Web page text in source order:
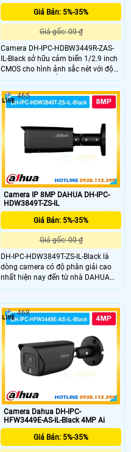
Giá Bán: 5%-35%
Giá gốc: 00 ₫
Camera DH-IPC-HDBW3449R-ZAS-
IL-Black sở hữu cảm biến 1/2.9 inch
CMOS cho hình ảnh sắc nét với độ
phân giải 4MP hỗ trợ WDR 120dB
giúp cân bằng ánh sáng. Kết hợp
hồng ngoại và đèn ấm tầm xa 50m.
Tích hợp micro thu âm chuẩn nén
giám sát ngày đêm ổn định.
Camera IP 8MP DAHUA DH-IPC-
HDW3849T-ZS-IL
Giá Bán: 5%-35%
Giá gốc: 00 ₫
DH-IPC-HDW3849T-ZS-IL-Black là
dòng camera có độ phân giải cao
nhất hiện nay đến từ nhà DAHUA
ghi hình siêu săc nét 8.0MP cùng
camera này. Với thiết kế thẩm mỹ
dạng Dome rất thích hợp lắp đặt ở
465
Camera Dahua DH-IPC-
HFW3449E-AS-IL-Black 4MP Ai
Giá Bán: 5%-35%
468